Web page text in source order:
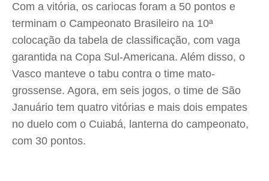
Com a vitória, os cariocas foram a 50 pontos e
terminam o Campeonato Brasileiro na 10ª
colocação da tabela de classificação, com vaga
garantida na Copa Sul-Americana. Além disso, o
Vasco manteve o tabu contra o time mato-
grossense. Agora, em seis jogos, o time de São
Januário tem quatro vitórias e mais dois empates
no duelo com o Cuiabá, lanterna do campeonato,
com 30 pontos.